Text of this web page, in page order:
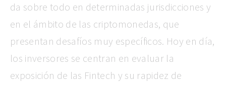
da sobre todo en determinadas jurisdicciones y
en el ámbito de las criptomonedas, que
presentan desafíos muy específicos. Hoy en día,
los inversores se centran en evaluar la
exposición de las Fintech y su rapidez de